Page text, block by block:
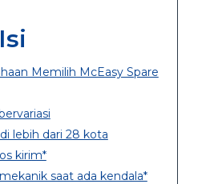
Memilih McEasy Spare
lebih dari 28 kota
kirim*
saat ada kendala*